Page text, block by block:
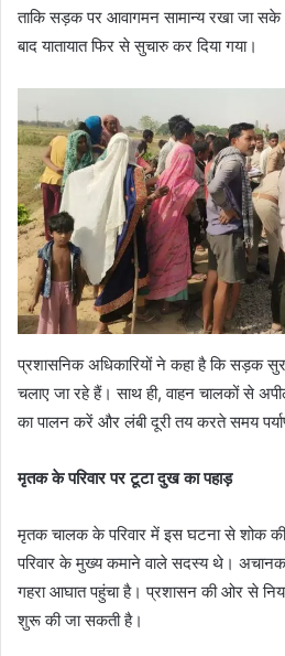
ताकि सड़क पर आवागमन सामान्य रखा जा
बाद यातायात फिर से सुचारु कर दिया गया।
प्रशासनिक अधिकारियों ने कहा है कि सड़क
चलाए जा रहे हैं। साथ ही, वाहन चालकों से
का पालन करें और लंबी दूरी तय करते समय
मृतक के परिवार पर टूटा दुख का पहाड़
मृतक चालक के परिवार में इस घटना से शोक की
परिवार के मुख्य कमाने वाले सदस्य थे।
गहरा आघात पहुंचा है। प्रशासन की ओर से
शुरू की जा सकती है।